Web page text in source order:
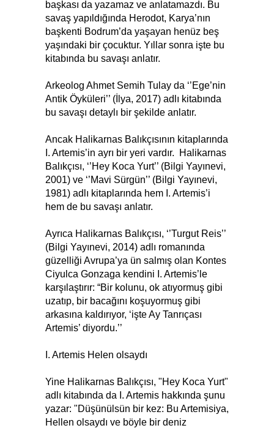
başkası da yazamaz ve anlatamazdı. Bu
savaş yapıldığında Herodot, Karya’nın
başkenti Bodrum’da yaşayan henüz beş
yaşındaki bir çocuktur. Yıllar sonra işte bu
kitabında bu savaşı anlatır.
Arkeolog Ahmet Semih Tulay da ‘’Ege’nin
Antik Öyküleri’’ (İlya, 2017) adlı kitabında
bu savaşı detaylı bir şekilde anlatır.
Ancak Halikarnas Balıkçısının kitaplarında
I. Artemis’in ayrı bir yeri vardır. Halikarnas
Balıkçısı, ‘’Hey Koca Yurt’’ (Bilgi Yayınevi,
2001) ve ‘’Mavi Sürgün’’ (Bilgi Yayınevi,
1981) adlı kitaplarında hem I. Artemis’i
hem de bu savaşı anlatır.
Ayrıca Halikarnas Balıkçısı, ‘’Turgut Reis’’
(Bilgi Yayınevi, 2014) adlı romanında
güzelliği Avrupa’ya ün salmış olan Kontes
Ciyulca Gonzaga kendini I. Artemis’le
karşılaştırır: “Bir kolunu, ok atıyormuş gibi
uzatıp, bir bacağını koşuyormuş gibi
arkasına kaldırıyor, ‘işte Ay Tanrıçası
Artemis’ diyordu.’’
I. Artemis Helen olsaydı
Yine Halikarnas Balıkçısı, "Hey Koca Yurt"
adlı kitabında da I. Artemis hakkında şunu
yazar: "Düşünülsün bir kez: Bu Artemisiya,
Hellen olsaydı ve böyle bir deniz